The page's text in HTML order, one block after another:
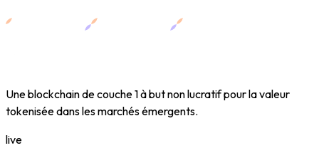
Une blockchain de couche 1 à but non lucratif pour la valeur
tokenisée dans les marchés émergents.
live